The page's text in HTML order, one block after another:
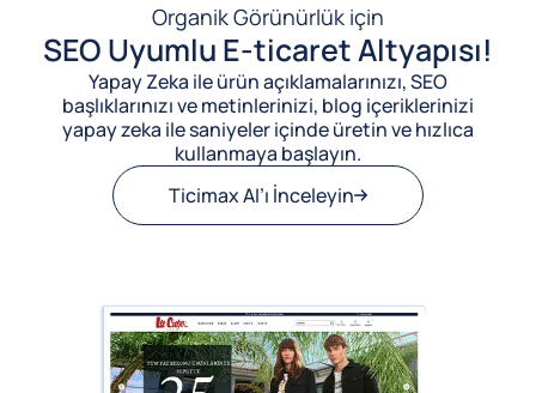
Organik Görünürlük için
SEO Uyumlu E-ticaret Altyapısı!
Yapay Zeka ile ürün açıklamalarınızı, SEO
başlıklarınızı ve metinlerinizi, blog içeriklerinizi
yapay zeka ile saniyeler içinde üretin ve hızlıca
kullanmaya başlayın.
Ticimax AI’ı İnceleyin